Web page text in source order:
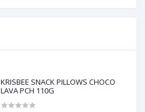
KRISBEE SNACK PILLOWS CHOCO
LAVA PCH 110G